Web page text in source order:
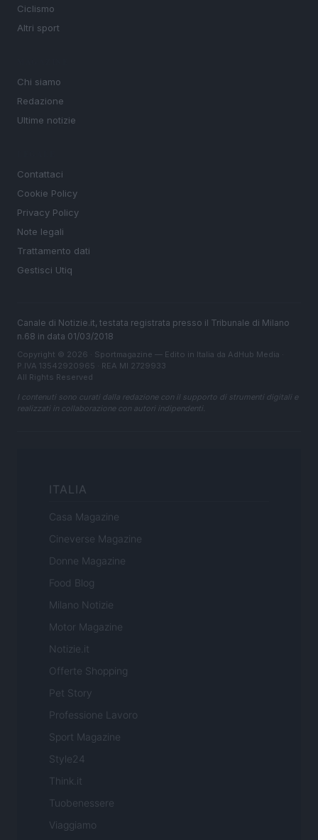
Ciclismo
Altri sport
Chi siamo
Redazione
Ultime notizie
Contattaci
Cookie Policy
Privacy Policy
Note legali
Trattamento dati
Gestisci Utiq
Canale di Notizie.it, testata registrata presso il Tribunale di Milano
n.68 in data 01/03/2018
Copyright © 2026 · Sportmagazine — Edito in Italia da AdHub Media
P.IVA 13542920965 · REA MI 2729933
All Rights Reserved
I contenuti sono curati dalla redazione con il supporto di strumenti digitali e
realizzati in collaborazione con autori indipendenti.
ITALIA
Casa Magazine
Cineverse Magazine
Donne Magazine
Food Blog
Milano Notizie
Motor Magazine
Notizie.it
Offerte Shopping
Pet Story
Professione Lavoro
Sport Magazine
Style24
Think.it
Tuobenessere
Viaggiamo